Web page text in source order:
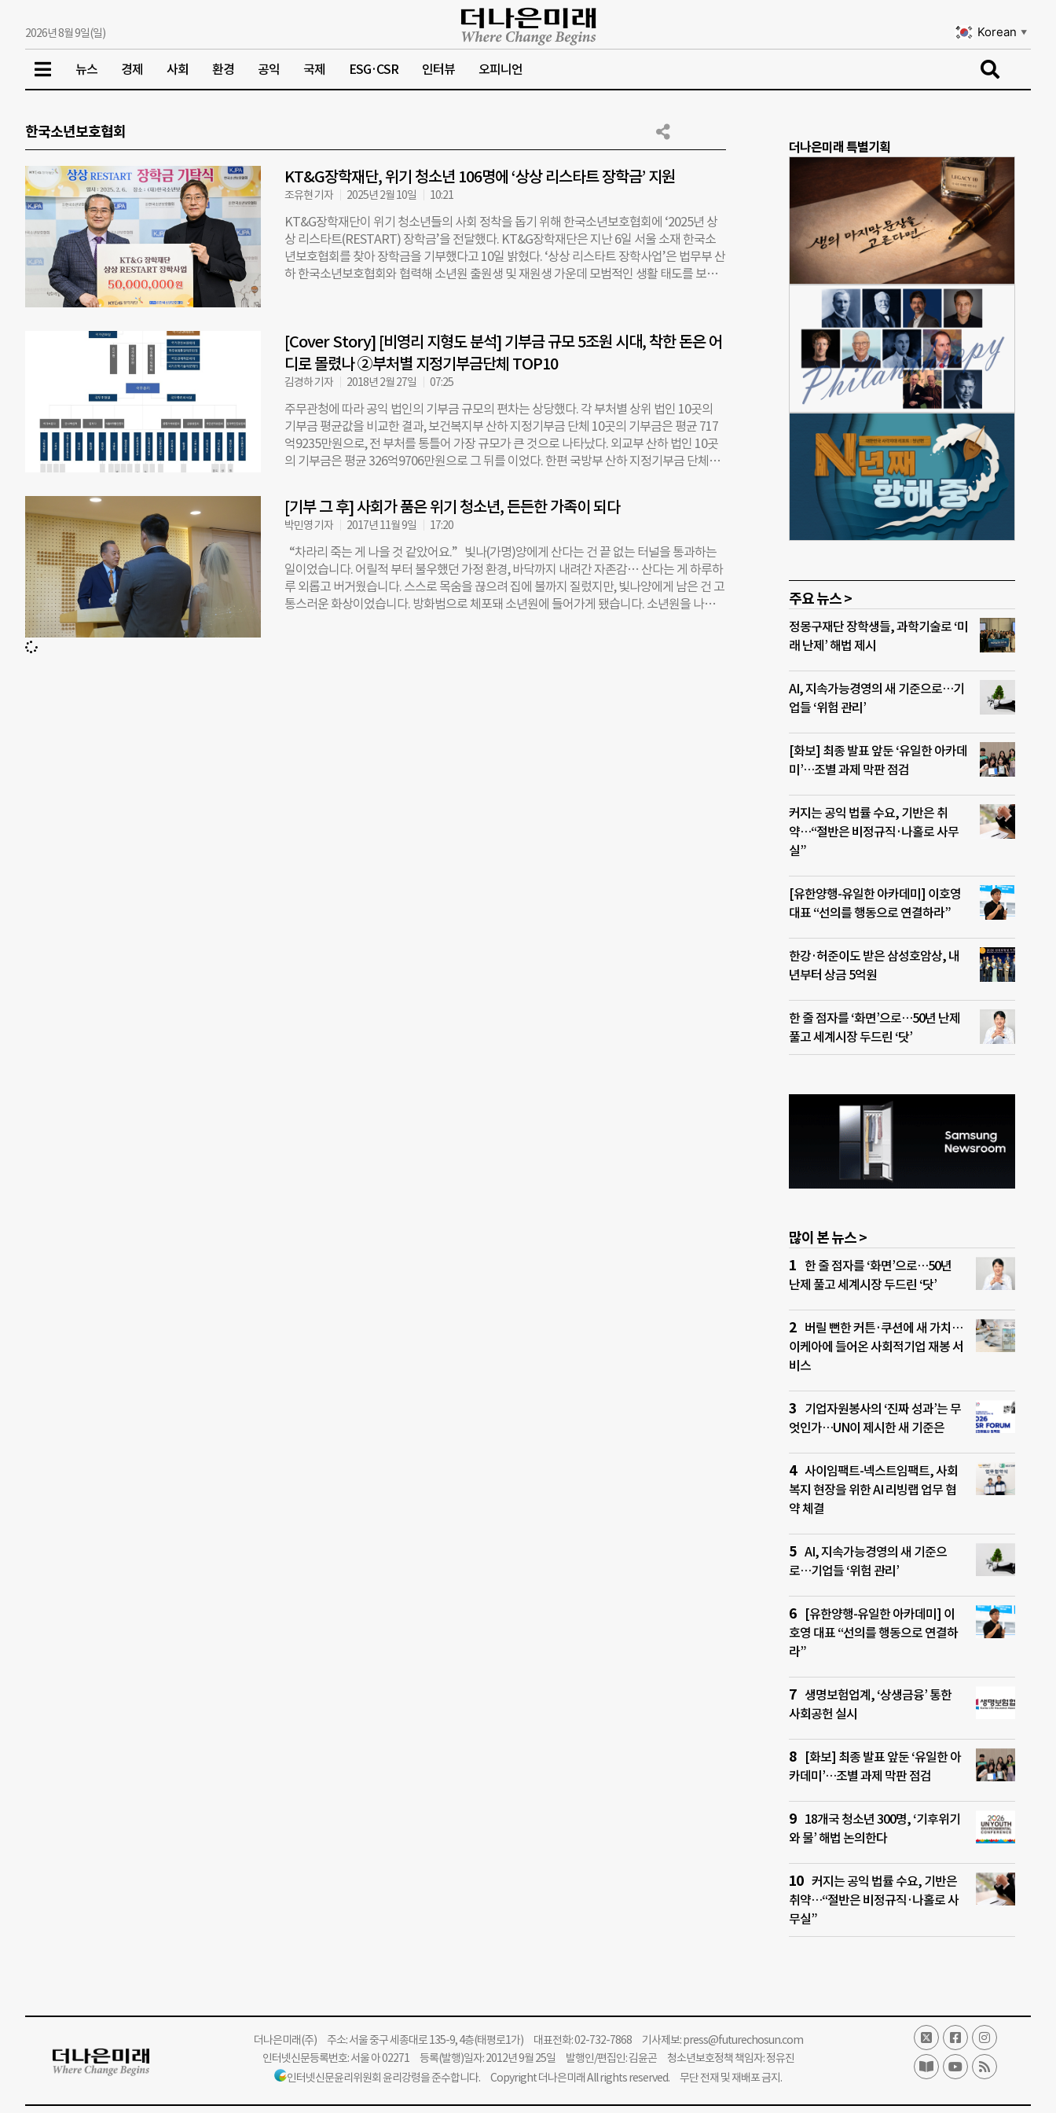
2026년 8월 9일(일) Korean ▼
뉴스 경제 사회 환경 공익 국제 ESG·CSR 인터뷰 오피니언
한국소년보호협회
KT&G장학재단, 위기 청소년 106명에 ‘상상 리스타트 장학금’ 지원
조유현 기자 2025년 2월 10일 10:21
KT&G장학재단이 위기 청소년들의 사회 정착을 돕기 위해 한국소년보호협회에 ‘2025년 상
상 리스타트(RESTART) 장학금’을 전달했다. KT&G장학재단은 지난 6일 서울 소재 한국소
년보호협회를 찾아 장학금을 기부했다고 10일 밝혔다. ‘상상 리스타트 장학사업’은 법무부 산
하 한국소년보호협회와 협력해 소년원 출원생 및 재원생 가운데 모범적인 생활 태도를 보이
다. 안홍필 KT&G장학재단 사무국장은 “위기 청소년들에게 희망을 전하고, 사회로 나아갈 수
있도록 돕는 것이 우리의 역할”이라며 “앞으로도 청소년들이 안정적인 환경에서 꿈을 키울
수 있도록 꾸준히 지원하겠다”고 말했다. 조유현 더나은미래 기자
[Cover Story] [비영리 지형도 분석] 기부금 규모 5조원 시대, 착한 돈은 어
디로 몰렸나 ②부처별 지정기부금단체 TOP10
김경하 기자 2018년 2월 27일 07:25
주무관청에 따라 공익 법인의 기부금 규모의 편차는 상당했다. 각 부처별 상위 법인 10곳의
기부금 평균값을 비교한 결과, 보건복지부 산하 지정기부금 단체 10곳의 기부금은 평균 717
억9235만원으로, 전 부처를 통틀어 가장 규모가 큰 것으로 나타났다. 외교부 산하 법인 10곳
의 기부금은 평균 326억9706만원으로 그 뒤를 이었다. 한편 국방부 산하 지정기부금 단체의
기부금 100억원으로 가장 규모가 컸다. KB금융그룹에서 2011년 200억원 규모로 설립한 KB
금융공익재단의 총자산은 767억9000만원 상당으로, 경제금융 교육 사업, 장학 사업, 취업 학
교 운영 등에 26억원을 지출했다. 과학기술정보통신부 산하에선 삼성이 출연한 삼성미래기
술육성재단(500억원), 네이버가 설립한 커넥트재단(90억원), KT그룹의 KT희망나눔재단(85
억1097만원) 등 IT 기업이 출연한 기업 재단이 강세를 보였다. 통일부 산하의 한국글로벌피
스재단은 고(故) 문선명 세계평화통일가정연합 전 총재의 3남인 문현진 의장이 2008년 설립
한 것으로 29억1861만원의 기부금 수익을 올렸다. 교육부 산하에는 서울대학교병원 및 ‘사립
[기부 그 후] 사회가 품은 위기 청소년, 든든한 가족이 되다
박민영 기자 2017년 11월 9일 17:20
“차라리 죽는 게 나을 것 같았어요.” 빛나(가명)양에게 산다는 건 끝 없는 터널을 통과하는
일이었습니다. 어릴적 부터 불우했던 가정 환경, 바닥까지 내려간 자존감… 산다는 게 하루하
루 외롭고 버거웠습니다. 스스로 목숨을 끊으려 집에 불까지 질렀지만, 빛나양에게 남은 건 고
통스러운 화상이었습니다. 방화범으로 체포돼 소년원에 들어가게 됐습니다. 소년원을 나온
더나은미래 특별기획
주요 뉴스 >
정몽구재단 장학생들, 과학기술로 ‘미
래 난제’ 해법 제시
AI, 지속가능경영의 새 기준으로…기
업들 ‘위험 관리’
[화보] 최종 발표 앞둔 ‘유일한 아카데
미’…조별 과제 막판 점검
커지는 공익 법률 수요, 기반은 취
약…“절반은 비정규직·나홀로 사무
실”
[유한양행-유일한 아카데미] 이호영
대표 “선의를 행동으로 연결하라”
한강·허준이도 받은 삼성호암상, 내
년부터 상금 5억원
한 줄 점자를 ‘화면’으로…50년 난제
풀고 세계시장 두드린 ‘닷’
많이 본 뉴스 >
한 줄 점자를 ‘화면’으로…50년
난제 풀고 세계시장 두드린 ‘닷’
버릴 뻔한 커튼·쿠션에 새 가치…
이케아에 들어온 사회적기업 재봉 서
비스
기업자원봉사의 ‘진짜 성과’는 무
엇인가…UN이 제시한 새 기준은
사이임팩트-넥스트임팩트, 사회
복지 현장을 위한 AI 리빙랩 업무 협
약 체결
AI, 지속가능경영의 새 기준으
로…기업들 ‘위험 관리’
[유한양행-유일한 아카데미] 이
호영 대표 “선의를 행동으로 연결하
라”
생명보험업계, ‘상생금융’ 통한
사회공헌 실시
[화보] 최종 발표 앞둔 ‘유일한 아
카데미’…조별 과제 막판 점검
18개국 청소년 300명, ‘기후위기
와 물’ 해법 논의한다
커지는 공익 법률 수요, 기반은
취약…“절반은 비정규직·나홀로 사
무실”
더나은미래(주)주소: 서울 중구 세종대로 135-9, 4층(태평로1가) 대표전화: 02-732-7868 기사제보:press@futurechosun.com
인터넷신문등록번호: 서울 아 02271 등록(발행)일자: 2012년 9월 25일 발행인/편집인: 김윤곤 청소년보호정책 책임자: 정유진
인터넷신문윤리위원회 윤리강령을 준수합니다. Copyright 더나은미래 All rights reserved. 무단 전재 및 재배포 금지.